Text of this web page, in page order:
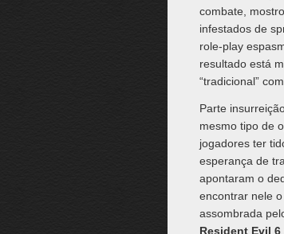
combate,
infestados de
role-play
resultado está
“tradicional”
Parte
mesmo tipo de
jogadores ter
esperança de
apontaram o
encontrar nele
assombrada
Resident Evil 6